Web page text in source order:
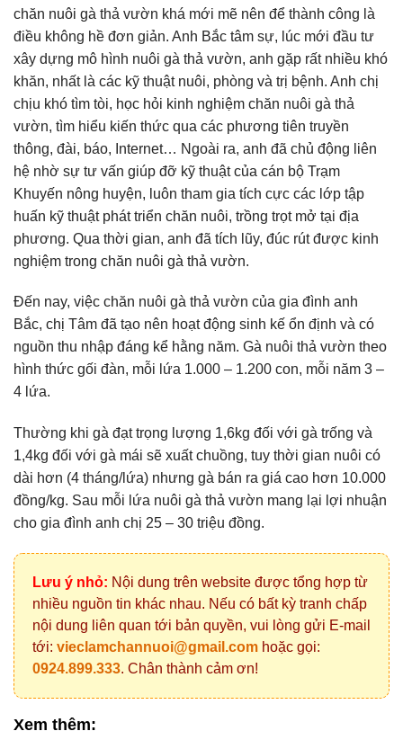
chăn nuôi gà thả vườn khá mới mẽ nên để thành công là
điều không hề đơn giản. Anh Bắc tâm sự, lúc mới đầu tư
xây dựng mô hình nuôi gà thả vườn, anh gặp rất nhiều khó
khăn, nhất là các kỹ thuật nuôi, phòng và trị bệnh. Anh chị
chịu khó tìm tòi, học hỏi kinh nghiệm chăn nuôi gà thả
vườn, tìm hiểu kiến thức qua các phương tiên truyền
thông, đài, báo, Internet… Ngoài ra, anh đã chủ động liên
hệ nhờ sự tư vấn giúp đỡ kỹ thuật của cán bộ Trạm
Khuyến nông huyện, luôn tham gia tích cực các lớp tập
huấn kỹ thuật phát triển chăn nuôi, trồng trọt mở tại địa
phương. Qua thời gian, anh đã tích lũy, đúc rút được kinh
nghiệm trong chăn nuôi gà thả vườn.
Đến nay, việc chăn nuôi gà thả vườn của gia đình anh
Bắc, chị Tâm đã tạo nên hoạt động sinh kế ổn định và có
nguồn thu nhập đáng kể hằng năm. Gà nuôi thả vườn theo
hình thức gối đàn, mỗi lứa 1.000 – 1.200 con, mỗi năm 3 –
4 lứa.
Thường khi gà đạt trọng lượng 1,6kg đối với gà trống và
1,4kg đối với gà mái sẽ xuất chuồng, tuy thời gian nuôi có
dài hơn (4 tháng/lứa) nhưng gà bán ra giá cao hơn 10.000
đồng/kg. Sau mỗi lứa nuôi gà thả vườn mang lại lợi nhuận
cho gia đình anh chị 25 – 30 triệu đồng.
Lưu ý nhỏ: Nội dung trên website được tổng hợp từ
nhiều nguồn tin khác nhau. Nếu có bất kỳ tranh chấp
nội dung liên quan tới bản quyền, vui lòng gửi E-mail
tới: vieclamchannuoi@gmail.com hoặc gọi:
0924.899.333. Chân thành cảm ơn!
Xem thêm: